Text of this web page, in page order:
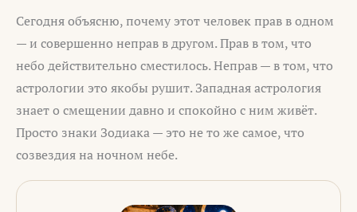
Сегодня объясню, почему этот человек прав в одном
— и совершенно неправ в другом. Прав в том, что
небо действительно сместилось. Неправ — в том, что
астрологии это якобы рушит. Западная астрология
знает о смещении давно и спокойно с ним живёт.
Просто знаки Зодиака — это не то же самое, что
созвездия на ночном небе.